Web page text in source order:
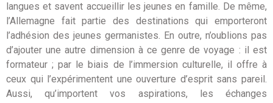
langues et savent accueillir les jeunes en famille. De même,
l’Allemagne fait partie des destinations qui emporteront
l’adhésion des jeunes germanistes. En outre, n’oublions pas
d’ajouter une autre dimension à ce genre de voyage : il est
formateur ; par le biais de l’immersion culturelle, il offre à
ceux qui l’expérimentent une ouverture d’esprit sans pareil.
Aussi, qu’importent vos aspirations, les échanges